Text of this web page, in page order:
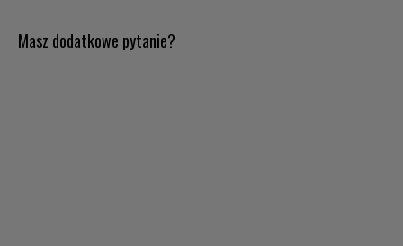
Masz dodatkowe pytanie?